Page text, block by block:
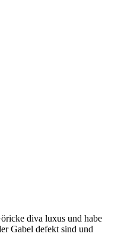
diva luxus und habe
Gabel defekt sind und